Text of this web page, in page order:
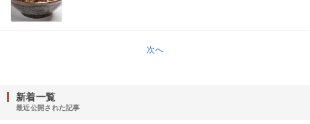
次へ
新着一覧
最近公開された記事